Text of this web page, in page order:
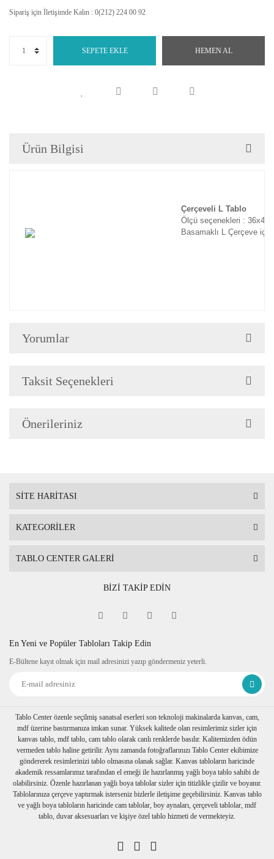
Sipariş için İletişimde Kalın : 0(212) 224 00 92
SEPETE EKLE HEMEN AL
Ürün Bilgisi
Çerçeveli L Tablo
Ölçü seçenekleri :
Basamaklı L Çerçeve
Nakliye sırasında hasar
Yorumlar
Taksit Seçenekleri
Önerileriniz
SİTE HARİTASI
KATEGORİLER
TABLO CENTER GALERİ
BİZİ TAKİP EDİN
En Yeni ve Popüler Tabloları Takip Edin
E-Bültene kayıt olmak için mail adresinizi yazıp göndermeniz yeterli.
Tablo Center özenle seçilmiş sanatsal eserleri son teknoloji makinalarda kanvas, cam,
mdf üzerine bastırmanıza imkan sunar. Yüksek kalitede olan resimlerimiz sizler için
kanvas tablo, mdf tablo, cam tablo olarak canlı renklerde basılır. Kalitemizden ödün
vermeden tablo haline getirilir. Aynı zamanda fotoğraflarınızı Tablo Center ekibimize
göndererek resimlerinizi tablo olmasına olanak sağlar. Kanvas tabloların haricinde
akademik ressamlarımız tarafından el emeği ile hazırlanmış yağlı boya tablo sahibi de
olabilirsiniz. Özenle hazırlanan yağlı boya tablolar sizler için titizlikle çizilir ve boyanır.
Tablolarınıza çerçeve yaptırmak isterseniz bizlerle iletişime geçebilirsiniz. Kanvas tablo
ve yağlı boya tabloların haricinde cam tablolar, boy aynaları, çerçeveli tablolar, mdf
tablo, duvar aksesuarları ve kişiye özel tablo hizmeti de vermekteyiz.